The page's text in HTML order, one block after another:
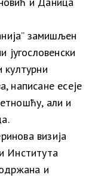
замишљен
југословенски
културни
написане есеје
али и
визија
Института
и